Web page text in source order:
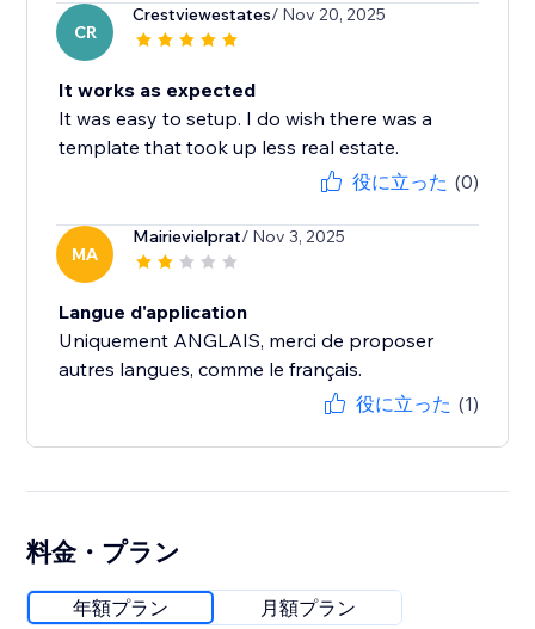
CR
Crestviewestates/ Nov 20, 2025
It works as expected
It was easy to setup. I do wish there was a
template that took up less real estate.
役に立った (0)
MA
Mairievielprat/ Nov 3, 2025
Langue d'application
Uniquement ANGLAIS, merci de proposer
autres langues, comme le français.
役に立った (1)
料金・プラン
年額プラン 月額プラン